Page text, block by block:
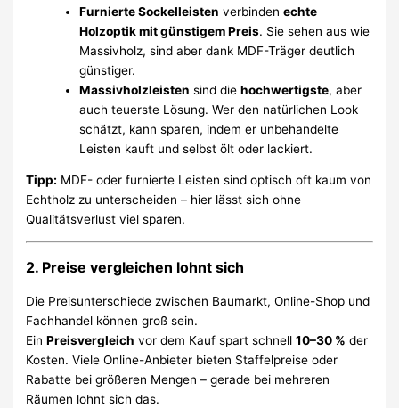
Furnierte Sockelleisten verbindenechte
Holzoptik mit günstigem Preis. Sie sehen aus wie
Massivholz, sind aber dank MDF-Träger deutlich
günstiger.
Massivholzleisten sind diehochwertigste, aber
auch teuerste Lösung. Wer den natürlichen Look
schätzt, kann sparen, indem er unbehandelte
Leisten kauft und selbst ölt oder lackiert.
Tipp: MDF- oder furnierte Leisten sind optisch oft kaum von
Echtholz zu unterscheiden – hier lässt sich ohne
Qualitätsverlust viel sparen.
2. Preise vergleichen lohnt sich
Die Preisunterschiede zwischen Baumarkt, Online-Shop und
Fachhandel können groß sein.
EinPreisvergleich vor dem Kauf spart schnell10–30 % der
Kosten. Viele Online-Anbieter bieten Staffelpreise oder
Rabatte bei größeren Mengen – gerade bei mehreren
Räumen lohnt sich das.